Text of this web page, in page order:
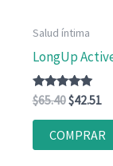
Salud íntima
LongUp
Valorado
con
5.00
de 5
$65.40El
original
era:
$42.51
es:
COMPRAR